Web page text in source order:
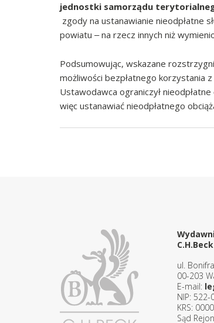
jednostki samorządu
zgody na ustanawianie nieodpłatne
powiatu ‒ na rzecz innych niż
Podsumowując, wskazane
możliwości bezpłatnego korzystania
Ustawodawca ograniczył
więc ustanawiać nieodpłatnego
C.H.Beck
ul.
00-203
E-mail:
NIP:
KRS:
Sąd